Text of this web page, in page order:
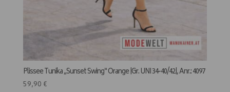
Plissee Tunika „Sunset Swing“ Orange |Gr. UNI 34-40/42|, Anr.: 4097
59,90 €